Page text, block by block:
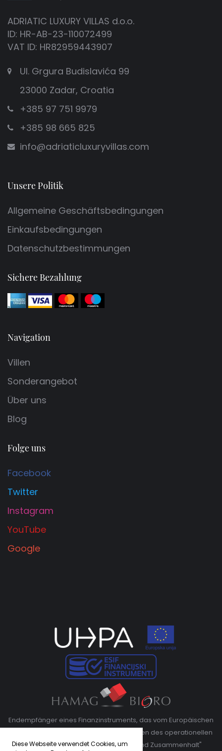
Diese Webseite verwendet Cookies, um
ADRIATIC LUXURY VILLAS d.o.o.
ID: HR-AB-23-110072499
VAT ID: HR82959443907
Ul. Grgura Budislavića 99
23000 Zadar, Croatia
+385 97 751 9979
+385 98 665 825
info@adriaticluxuryvillas.com
Unsere Politik
Allgemeine Geschäftsbedingungen
Einkaufsbedingungen
Datenschutzbestimmungen
Sichere Bezahlung
Navigation
Villen
Sonderangebot
Über uns
Blog
Folge uns
Facebook
Twitter
Instagram
YouTube
Google
Endempfänger eines Finanzinstruments, das vom Europäischen
Fonds für regionale Entwicklung im Rahmen des operationellen
Programms "Wettbewerbsfähigkeit und Zusammenhalt"